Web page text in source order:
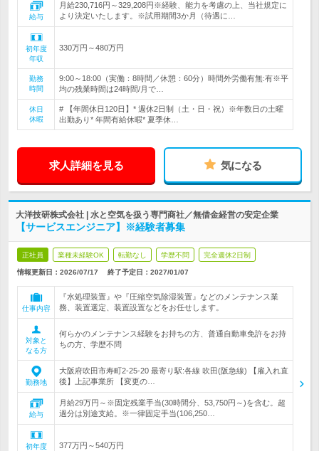
給与
月給230,716円～329,208円※経験、能力を考慮の上、当社規定に
より決定いたします。※試用期間3か月（待遇に…
初年度
年収
330万円～480万円
勤務
時間
9:00～18:00（実働：8時間／休憩：60分）時間外労働有無:有※平
均の残業時間は24時間/月で…
休日
休暇
# 【年間休日120日】* 週休2日制（土・日・祝）※年数日の土曜
出勤あり* 年間有給休暇* 夏季休…
求人詳細を見る 気になる
大洋技研株式会社 | 水と空気を扱う専門商社／無借金経営の安定企業
【サービスエンジニア】※経験者募集
正社員 業種未経験OK 転勤なし 学歴不問 完全週休2日制
情報更新日：2026/07/17 終了予定日： 2027/01/07
仕事内容
『水処理装置』や『圧縮空気除湿装置』などのメンテナンス業
務、装置選定、装置設置などをお任せします。
対象と
なる方
何らかのメンテナンス経験をお持ちの方、普通自動車免許をお持
ちの方、学歴不問
勤務地
大阪府吹田市寿町2-25-20 最寄り駅:各線 吹田(阪急線) 【雇入れ直
後】上記事業所 【変更の…
給与
月給29万円～※固定残業手当(30時間分、53,750円～)を含む。超
過分は別途支給。※一律固定手当(106,250…
初年度
377万円～540万円